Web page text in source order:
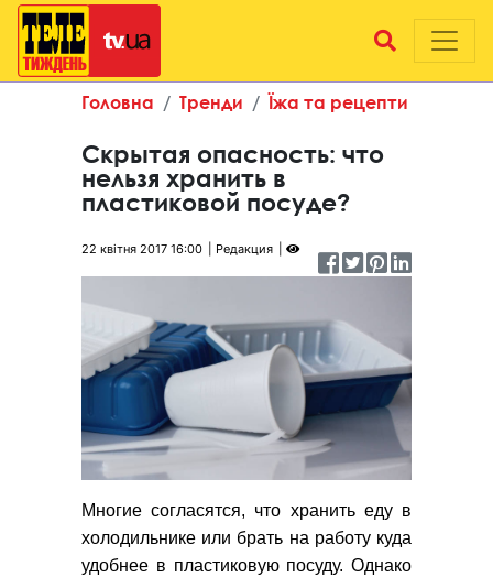
Головна Тренди Їжа та рецепти
Скрытая опасность: что
нельзя хранить в
пластиковой посуде?
22 квітня 2017 16:00 Редакция
Многие согласятся, что хранить еду в
холодильнике или брать на работу куда
удобнее в пластиковую посуду. Однако